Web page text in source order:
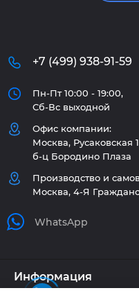
+7 (499) 938-91-59
Пн-Пт 10:00 - 19:00,
Сб-Вс выходной
Офис компании:
Москва, Русаковская
б-ц Бородино Плаза
Производство и
Москва, 4-Я
WhatsApp
Информация